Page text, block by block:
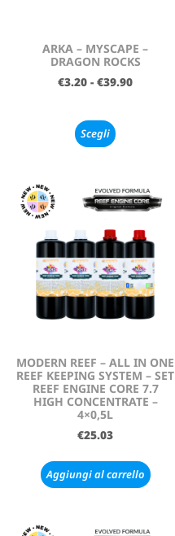
ARKA – MYSCAPE –
DRAGON ROCKS
€3.20 - €39.90
Scegli
MODERN REEF – ALL IN ONE
REEF KEEPING SYSTEM – SET
REEF ENGINE CORE 7.7
HIGH CONCENTRATE –
4×0,5L
€25.03
Aggiungi al carrello